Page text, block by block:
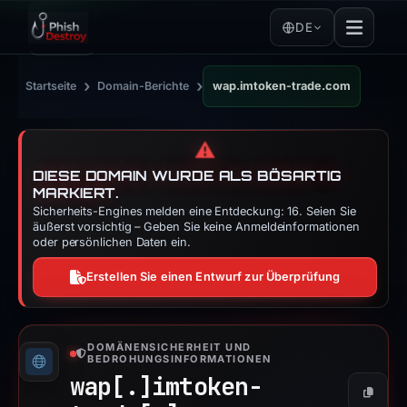
DE
Startseite › Domain-Berichte › wap.imtoken-trade.com
⚠️
DIESE DOMAIN WURDE ALS BÖSARTIG
MARKIERT.
Sicherheits-Engines melden eine Entdeckung: 16. Seien Sie
äußerst vorsichtig – Geben Sie keine Anmeldeinformationen
oder persönlichen Daten ein.
Erstellen Sie einen Entwurf zur Überprüfung
DOMÄNENSICHERHEIT UND
BEDROHUNGSINFORMATIONEN
wap[.] imtoken-